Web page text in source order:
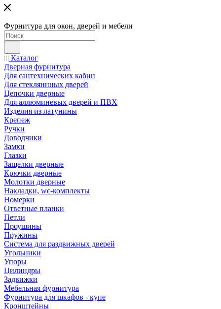
Фурнитура для окон, дверей и мебели
Каталог
Дверная фурнитура
Для сантехнических кабин
Для стекляннных дверей
Цепочки дверные
Для аллюминевых дверей и ПВХ
Изделия из латунины
Крепеж
Ручки
Доводчики
Замки
Глазки
Защелки дверные
Крючки дверные
Молотки дверные
Накладки, wc-комплекты
Номерки
Ответные планки
Петли
Проушины
Пружины
Система для раздвижных дверей
Угольники
Упоры
Цилиндры
Задвижки
Мебельная фурнитура
Фурнитура для шкафов - купе
Кронштейны